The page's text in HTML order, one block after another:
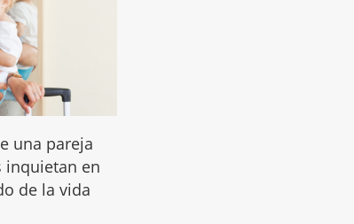
una pareja
inquietan en
de la vida